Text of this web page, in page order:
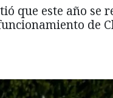
que este año se
de